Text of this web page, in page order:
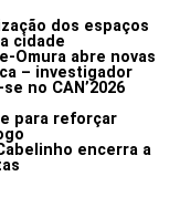
dos espaços
cidade
Omura abre novas
– investigador
no CAN’2026
para reforçar
encerra a